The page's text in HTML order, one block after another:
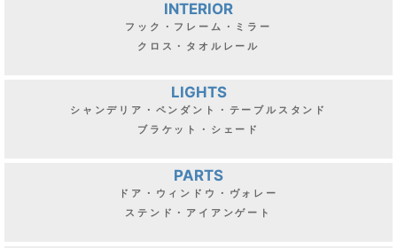
INTERIOR
フック・フレーム・ミラー
クロス・タオルレール
LIGHTS
シャンデリア・ペンダント・テーブルスタンド
ブラケット・シェード
PARTS
ドア・ウィンドウ・ヴォレー
ステンド・アイアンゲート